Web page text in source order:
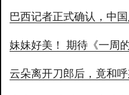
巴西记者正式确认，中
妹妹好美！ 期待《一周
云朵离开刀郎后，竟和